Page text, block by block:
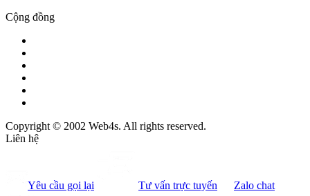
Cộng đồng
Copyright © 2002 Web4s. All rights reserved.
Liên hệ
Yêu cầu gọi lại Tư vấn trực tuyến Zalo chat